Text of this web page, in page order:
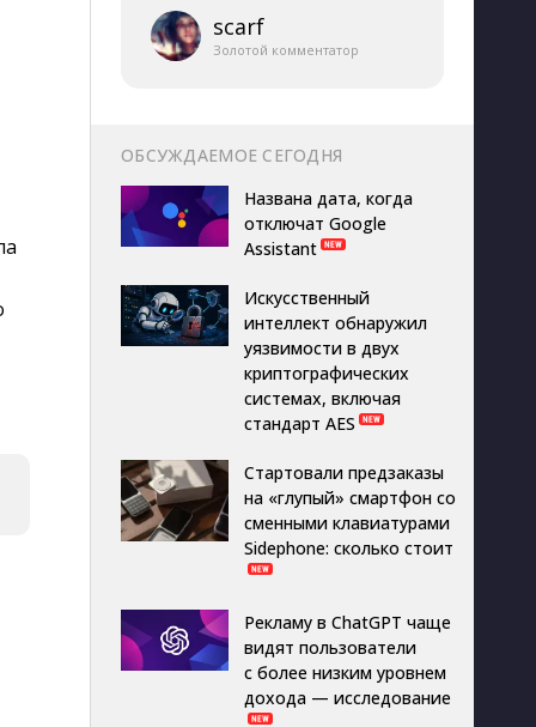
scarf
Золотой комментатор
ОБСУЖДАЕМОЕ СЕГОДНЯ
Названа дата, когда
отключат Google
Assistant
Искусственный
интеллект обнаружил
уязвимости в двух
криптографических
системах, включая
стандарт AES
Стартовали предзаказы
на «глупый» смартфон со
сменными клавиатурами
Sidephone: сколько стоит
Рекламу в ChatGPT чаще
видят пользователи
с более низким уровнем
дохода — исследование